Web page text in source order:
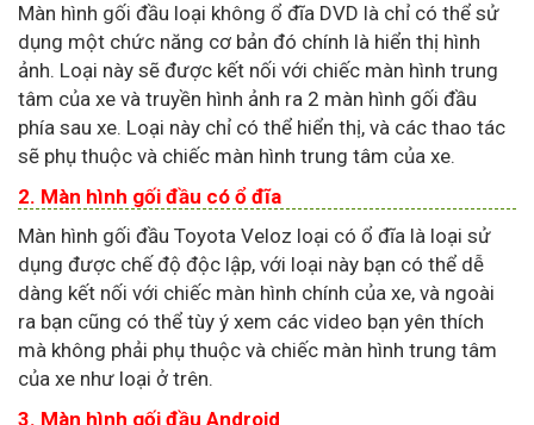
Màn hình gối đầu loại không ổ đĩa DVD là chỉ có thể sử
dụng một chức năng cơ bản đó chính là hiển thị hình
ảnh. Loại này sẽ được kết nối với chiếc màn hình trung
tâm của xe và truyền hình ảnh ra 2 màn hình gối đầu
phía sau xe. Loại này chỉ có thể hiển thị, và các thao tác
sẽ phụ thuộc và chiếc màn hình trung tâm của xe.
2. Màn hình gối đầu có ổ đĩa
Màn hình gối đầu Toyota Veloz loại có ổ đĩa là loại sử
dụng được chế độ độc lập, với loại này bạn có thể dễ
dàng kết nối với chiếc màn hình chính của xe, và ngoài
ra bạn cũng có thể tùy ý xem các video bạn yên thích
mà không phải phụ thuộc và chiếc màn hình trung tâm
của xe như loại ở trên.
3. Màn hình gối đầu Android